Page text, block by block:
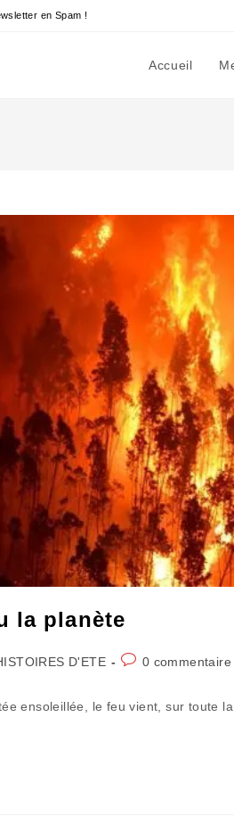
en Spam !
Accueil
la planète
D'ETE
Commentaires
publication :
0 commentaire
ensoleillée, le feu vient, sur toute